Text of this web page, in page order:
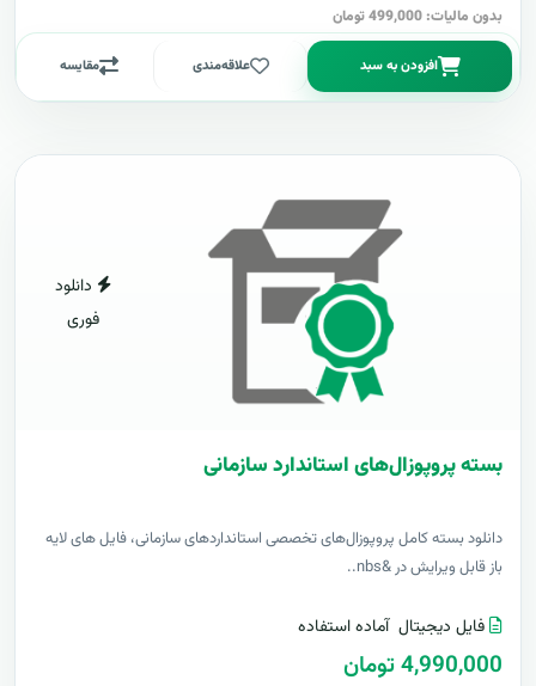
بدون مالیات: 499,000 تومان
افزودن به سبد علاقه‌مندی مقایسه
دانلود
فوری
بسته پروپوزال‌های استاندارد سازمانی
دانلود بسته کامل پروپوزال‌های تخصصی استانداردهای سازمانی، فایل های لایه
باز قابل ویرایش در &nbs..
فایل دیجیتال آماده استفاده
4,990,000 تومان